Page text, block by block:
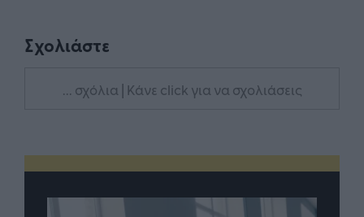
Σχολιάστε
... σχόλια | Κάνε click για να σχολιάσεις